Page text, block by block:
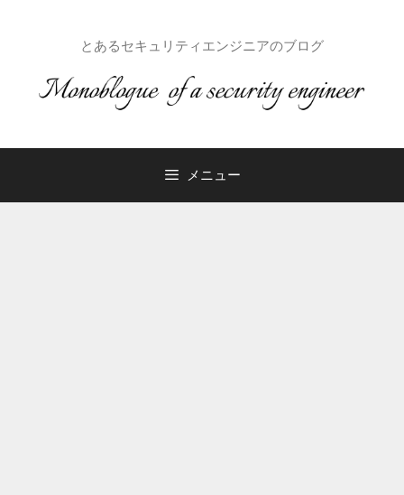
ス
とあるセキュリティエンジニアのブログ
メニュー